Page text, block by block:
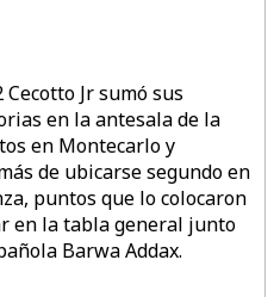
Jr sumó sus
en la antesala de la
en Montecarlo y
de ubicarse segundo en
puntos que lo colocaron
en la tabla general junto
Barwa Addax.